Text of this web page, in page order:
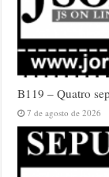
B119 – Quatro
7 de agosto de 2026